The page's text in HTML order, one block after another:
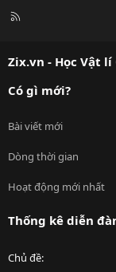
R
Zix.vn - Học Vật
Có gì mới?
Bài viết mới
Dòng thời gian
Hoạt động mới nhất
Thống kê diễn
Chủ đề